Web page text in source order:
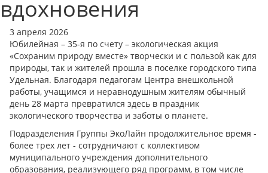
вдохновения
3 апреля 2026
Юбилейная – 35-я по счету – экологическая акция
«Сохраним природу вместе» творчески и с пользой как для
природы, так и жителей прошла в поселке городского типа
Удельная. Благодаря педагогам Центра внешкольной
работы, учащимся и неравнодушным жителям обычный
день 28 марта превратился здесь в праздник
экологического творчества и заботы о планете.
Подразделения Группы ЭкоЛайн продолжительное время -
более трех лет - сотрудничают с коллективом
муниципального учреждения дополнительного
образования, реализующего ряд программ, в том числе